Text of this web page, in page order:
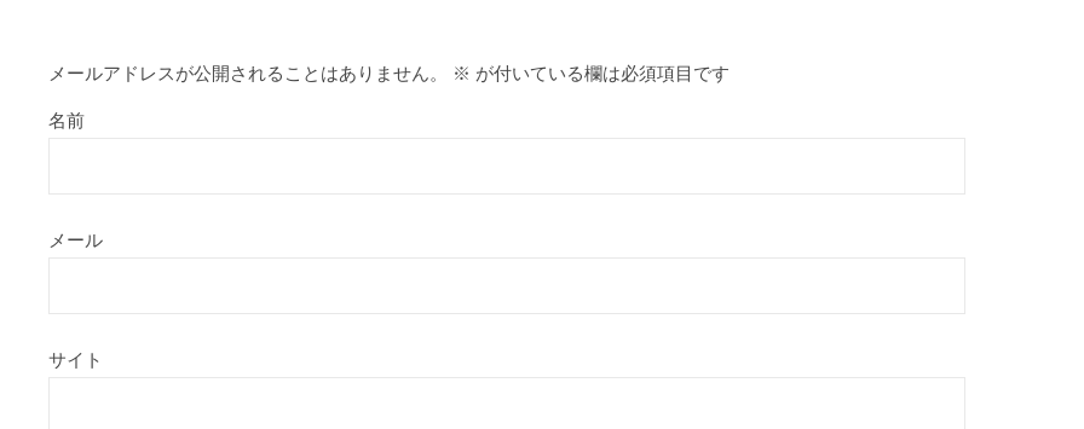
メールアドレスが公開されることはありません。 ※ が付いている欄は必須項目です
名前
メール
サイト